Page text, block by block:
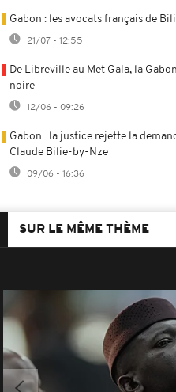
Gabon : les avocats français de
21/07 - 12:55
De Libreville au Met Gala, la
noire
12/06 - 09:26
Gabon : la justice rejette la
Claude Bilie-by-Nze
09/06 - 16:36
SUR LE MÊME THÈME